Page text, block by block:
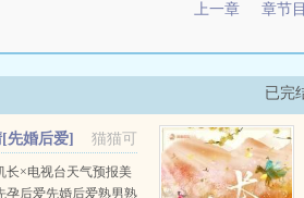
上一章 章节
已完
猫猫可
先婚后爱]
长×电视台天气预报美
孕后爱先婚后爱熟男熟